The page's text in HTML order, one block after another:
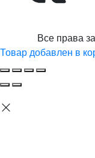
Все права
Товар добавлен в